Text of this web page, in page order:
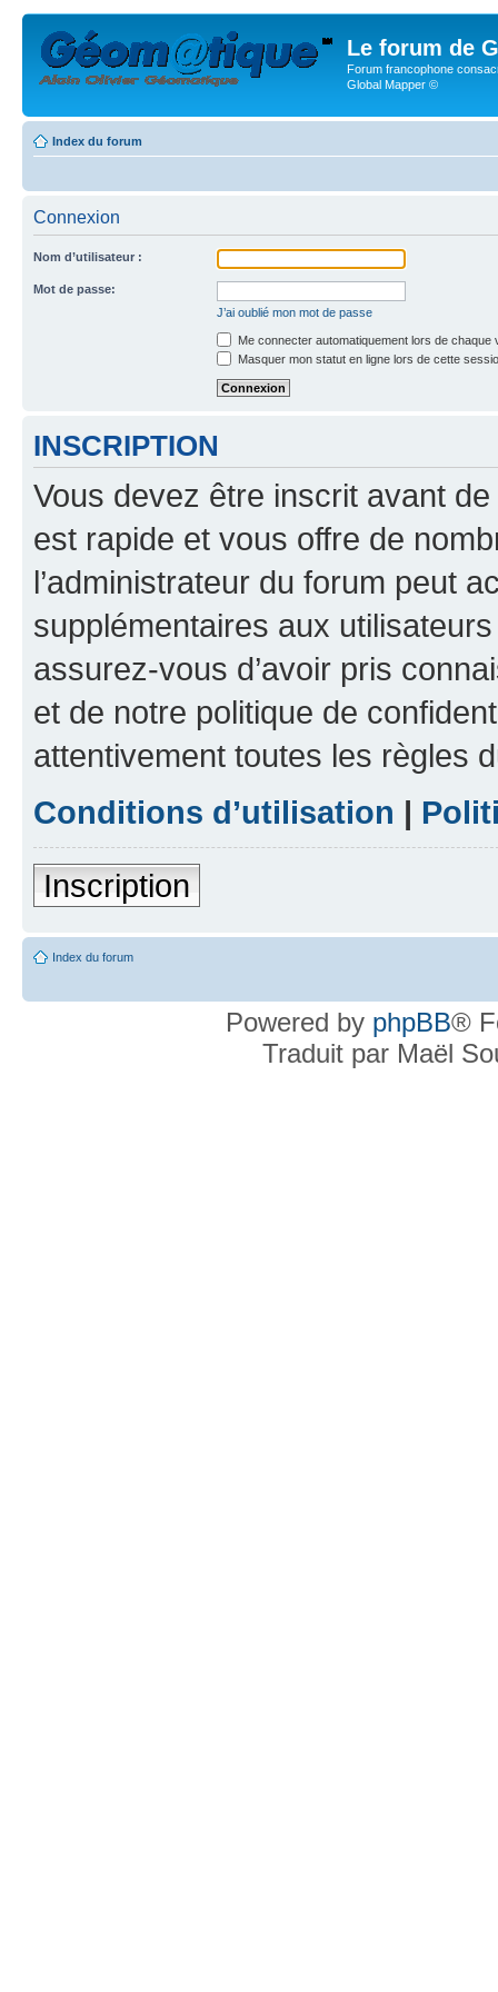
Le forum de
Forum francophone
Global Mapper ©
Index du forum
Connexion
Nom d’utilisateur :
Mot de passe:
J’ai oublié mon mot de passe
Me connecter automatiquement lors de chaque
Masquer mon statut en ligne lors de cette
INSCRIPTION
Vous devez être inscrit avant
est rapide et vous offre de
l’administrateur du forum peut
supplémentaires aux
assurez-vous d’avoir pris
et de notre politique de
attentivement toutes les règles
Conditions d’utilisation |
Inscription
Index du forum
Powered by phpBB®
Traduit par Maël